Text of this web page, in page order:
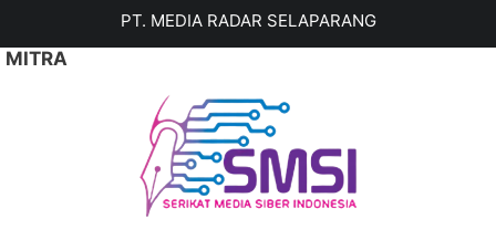
PT. MEDIA RADAR SELAPARANG
MITRA